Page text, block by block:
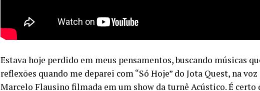
Estava hoje perdido em meus pensamentos, buscando músicas
reflexões quando me deparei com “Só Hoje” do Jota Quest, na
Marcelo Flausino filmada em um show da turnê Acústico. É certo